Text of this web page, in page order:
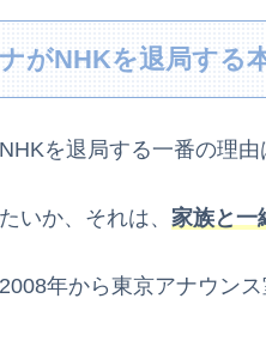
がNHKを退局する
を退局する一番の理由
いか、それは、 家族と一
年から東京アナウン